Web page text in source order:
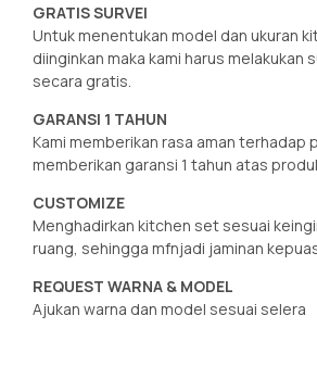
GRATIS SURVEI
Untuk menentukan model dan ukuran
diinginkan maka kami harus melakukan
secara gratis.
GARANSI 1 TAHUN
Kami memberikan rasa aman terhadap
memberikan garansi 1 tahun atas
CUSTOMIZE
Menghadirkan kitchen set sesuai
ruang, sehingga mfnjadi jaminan
REQUEST WARNA & MODEL
Ajukan warna dan model sesuai selera